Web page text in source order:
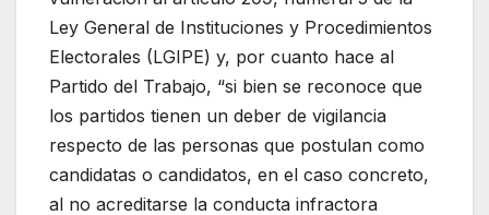
Ley General de Instituciones y Procedimientos
Electorales (LGIPE) y, por cuanto hace al
Partido del Trabajo, “si bien se reconoce que
los partidos tienen un deber de vigilancia
respecto de las personas que postulan como
candidatas o candidatos, en el caso concreto,
al no acreditarse la conducta infractora